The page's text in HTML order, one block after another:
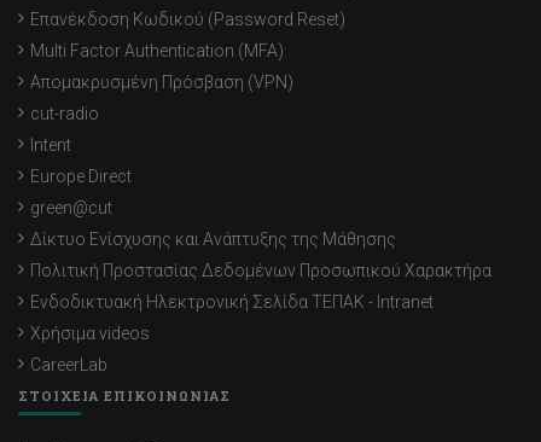
Επανέκδοση Κωδικού (Password Reset)
Multi Factor Authentication (MFA)
Απομακρυσμένη Πρόσβαση (VPN)
cut-radio
Intent
Europe Direct
green@cut
Δίκτυο Ενίσχυσης και Ανάπτυξης της Μάθησης
Πολιτική Προστασίας Δεδομένων Προσωπικού Χαρακτήρα
Ενδοδικτυακή Ηλεκτρονική Σελίδα ΤΕΠΑΚ - Intranet
Χρήσιμα videos
CareerLab
ΣΤΟΙΧΕΙΑ ΕΠΙΚΟΙΝΩΝΙΑΣ